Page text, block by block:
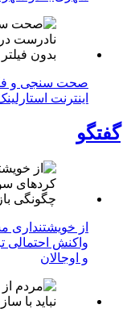
صحت سنجی و
اینترنت
گفتگو
از خویشتنداری
واکنش احتمالی
و اوجالان